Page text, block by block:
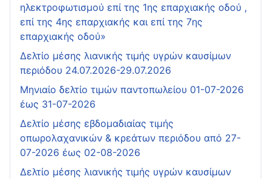
ηλεκτροφωτισμού επί της 1ης επαρχιακής οδού ,
επί της 4ης επαρχιακής και επί της 7ης
επαρχιακής οδού»
Δελτίο μέσης λιανικής τιμής υγρών καυσίμων
περιόδου 24.07.2026-29.07.2026
Μηνιαίο δελτίο τιμών παντοπωλείου 01-07-2026
έως 31-07-2026
Δελτίο μέσης εβδομαδιαίας τιμής
οπωρολαχανικών & κρεάτων περιόδου από 27-
07-2026 έως 02-08-2026
Δελτίο μέσης λιανικής τιμής υγρών καυσίμων